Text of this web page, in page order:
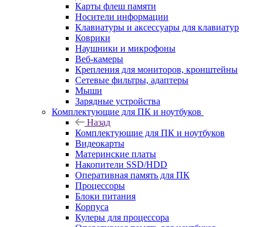
Карты флеш памяти
Носители информации
Клавиатуры и аксессуары для клавиатур
Коврики
Наушники и микрофоны
Веб-камеры
Крепления для мониторов, кронштейны
Сетевые фильтры, адаптеры
Мыши
Зарядные устройства
Комплектующие для ПК и ноутбуков
Назад
Комплектующие для ПК и ноутбуков
Видеокарты
Материнские платы
Накопители SSD/HDD
Оперативная память для ПК
Процессоры
Блоки питания
Корпуса
Кулеры для процессора